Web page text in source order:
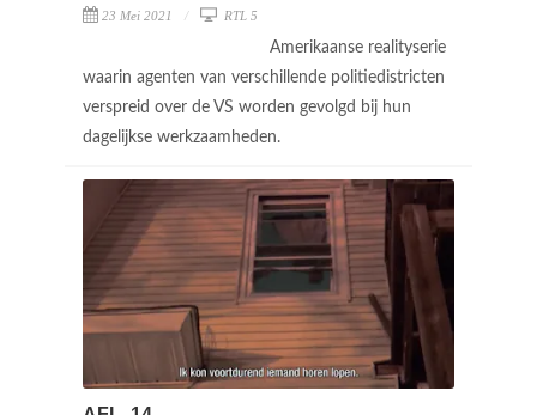
23 Mei 2021 RTL 5
Amerikaanse realityserie
waarin agenten van verschillende politiedistricten
verspreid over de VS worden gevolgd bij hun
dagelijkse werkzaamheden.